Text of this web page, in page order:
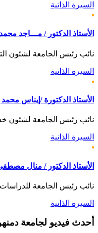
السيرة الذاتية
الأستاذ الدكتور / مـــاجد
نائب رئيس الجامعة لشئون
السيرة الذاتية
الأستاذ الدكتورة /إيناس
نائب رئيس الجامعة لشئون
السيرة الذاتية
الأستاذ الدكتور / منال
نائب رئيس الجامعة للدراسات
السيرة الذاتية
أحدث فيديو لجامعة